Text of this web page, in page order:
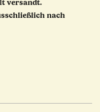
versandt.
nach